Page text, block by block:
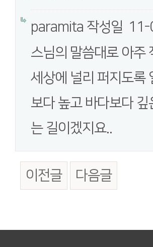
paramita 작성일
스님의 말씀대로 아주
세상에 널리 퍼지도록
보다 높고 바다보다
는 길이겠지요..
이전글 다음글